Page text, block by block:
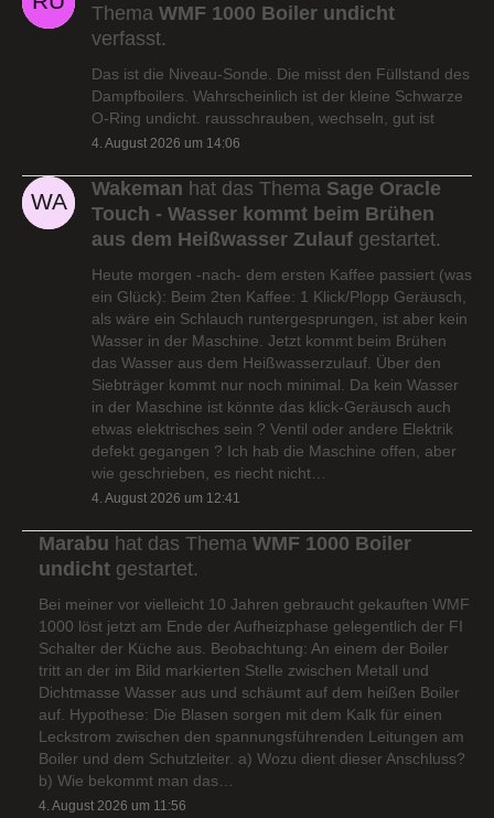
Thema WMF 1000 Boiler undicht
verfasst.
Das ist die Niveau-Sonde. Die misst den Füllstand des
Dampfboilers. Wahrscheinlich ist der kleine Schwarze
O-Ring undicht. rausschrauben, wechseln, gut ist
4. August 2026 um 14:06
Wakeman hat das Thema Sage Oracle
Touch - Wasser kommt beim Brühen
aus dem Heißwasser Zulauf gestartet.
Heute morgen -nach- dem ersten Kaffee passiert (was
ein Glück): Beim 2ten Kaffee: 1 Klick/Plopp Geräusch,
als wäre ein Schlauch runtergesprungen, ist aber kein
Wasser in der Maschine. Jetzt kommt beim Brühen
das Wasser aus dem Heißwasserzulauf. Über den
Siebträger kommt nur noch minimal. Da kein Wasser
in der Maschine ist könnte das klick-Geräusch auch
etwas elektrisches sein ? Ventil oder andere Elektrik
defekt gegangen ? Ich hab die Maschine offen, aber
wie geschrieben, es riecht nicht…
4. August 2026 um 12:41
Marabu hat das Thema WMF 1000 Boiler
undicht gestartet.
Bei meiner vor vielleicht 10 Jahren gebraucht gekauften WMF
1000 löst jetzt am Ende der Aufheizphase gelegentlich der FI
Schalter der Küche aus. Beobachtung: An einem der Boiler
tritt an der im Bild markierten Stelle zwischen Metall und
Dichtmasse Wasser aus und schäumt auf dem heißen Boiler
auf. Hypothese: Die Blasen sorgen mit dem Kalk für einen
Leckstrom zwischen den spannungsführenden Leitungen am
Boiler und dem Schutzleiter. a) Wozu dient dieser Anschluss?
b) Wie bekommt man das…
4. August 2026 um 11:56